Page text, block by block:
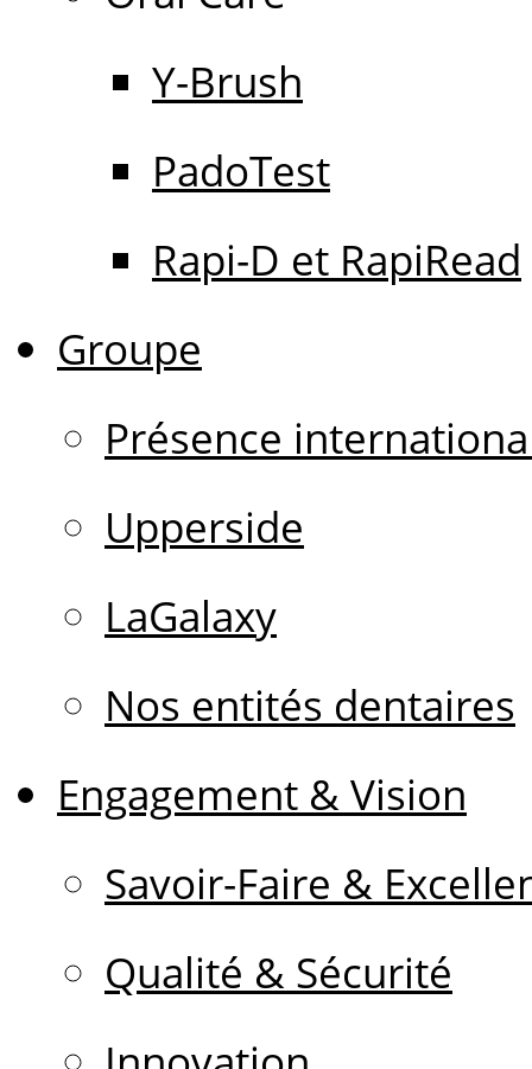
Y-Brush
PadoTest
Rapi-D et RapiRead
Groupe
Présence
Upperside
LaGalaxy
Nos entités dentaires
Engagement & Vision
Savoir-Faire &
Qualité & Sécurité